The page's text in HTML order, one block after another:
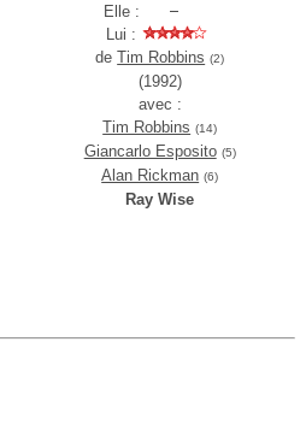
Elle :
Lui :
deTim Robbins (2)
(1992)
avec :
Tim Robbins (14)
Giancarlo Esposito (5)
Alan Rickman (6)
Ray Wise